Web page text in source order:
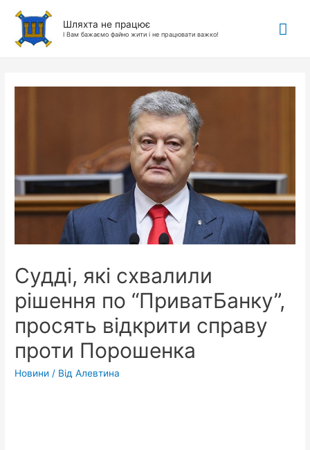
Шляхта не працює
І Вам бажаємо файно жити і не працювати важко!
Судді, які схвалили
рішення по “ПриватБанку”,
просять відкрити справу
проти Порошенка
Новини / ВідАлевтина